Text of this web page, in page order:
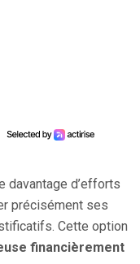
davantage d’efforts
précisément ses
Cette option
financièrement